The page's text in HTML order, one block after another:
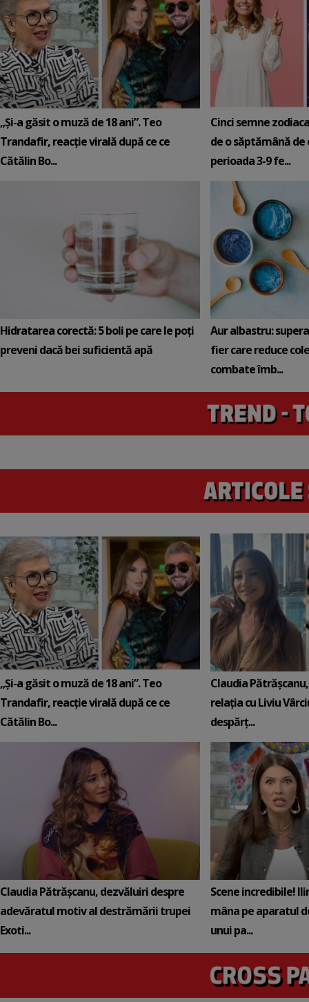
„Și-a găsit o muză de 18 ani”. Teo
Trandafir, reacție virală după ce ce
Cătălin Bo...
Cinci semne
de o săptămână de
perioada 3-9 fe...
Hidratarea corectă: 5 boli pe care le poți
preveni dacă bei suficientă apă
Aur albastru:
fier care reduce
combate îmb...
„Și-a găsit o muză de 18 ani”. Teo
Trandafir, reacție virală după ce ce
Cătălin Bo...
Claudia
relația cu Liviu
despărț...
Claudia Pătrășcanu, dezvăluiri despre
adevăratul motiv al destrămării trupei
Exoti...
Scene incredibile!
mâna pe aparatul
unui pa...